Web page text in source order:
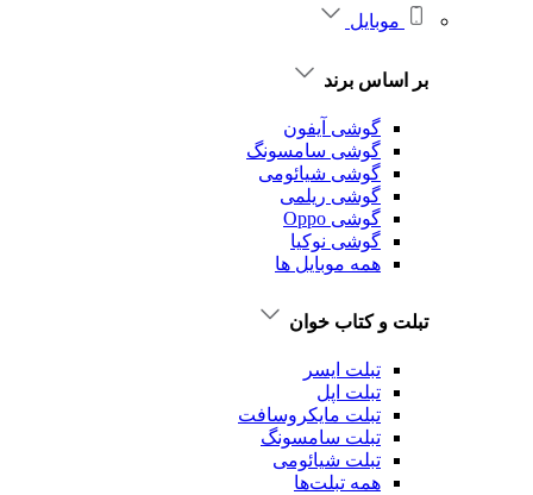
موبایل
بر اساس برند
گوشی آیفون
گوشی سامسونگ
گوشی شیائومی
گوشی ریلمی
گوشی Oppo
گوشی نوکیا
همه موبایل ها
تبلت و کتاب خوان
تبلت ایسر
تبلت اپل
تبلت‌ مایکروسافت
تبلت‌ سامسونگ
تبلت شیائومی
همه تبلت‌ها